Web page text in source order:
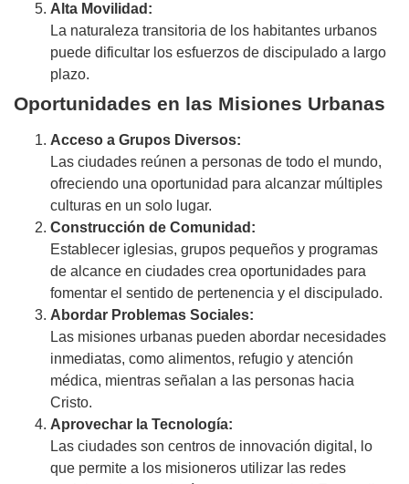
Alta Movilidad:
La naturaleza transitoria de los habitantes urbanos
puede dificultar los esfuerzos de discipulado a largo
plazo.
Oportunidades en las Misiones Urbanas
Acceso a Grupos Diversos:
Las ciudades reúnen a personas de todo el mundo,
ofreciendo una oportunidad para alcanzar múltiples
culturas en un solo lugar.
Construcción de Comunidad:
Establecer iglesias, grupos pequeños y programas
de alcance en ciudades crea oportunidades para
fomentar el sentido de pertenencia y el discipulado.
Abordar Problemas Sociales:
Las misiones urbanas pueden abordar necesidades
inmediatas, como alimentos, refugio y atención
médica, mientras señalan a las personas hacia
Cristo.
Aprovechar la Tecnología:
Las ciudades son centros de innovación digital, lo
que permite a los misioneros utilizar las redes